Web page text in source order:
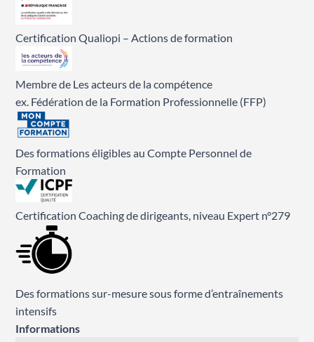
Certification Qualiopi – Actions de formation
Membre de Les acteurs de la compétence
ex. Fédération de la Formation Professionnelle (FFP)
Des formations éligibles au Compte Personnel de
Formation
Certification Coaching de dirigeants, niveau Expert n°279
Des formations sur-mesure sous forme d’entraînements
intensifs
Informations